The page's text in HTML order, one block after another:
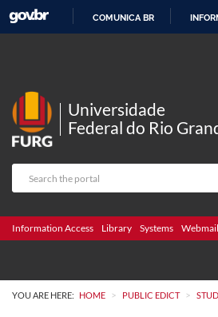
COMUNICA BR
Universidade
Federal do Rio
Information Access Library Systems Webmail
YOU ARE HERE: HOME > PUBLIC EDICT >